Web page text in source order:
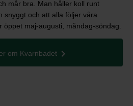
mår bra. Man håller koll runt
snyggt och att alla följer våra
öppet maj-augusti, måndag-söndag.
om Kvarnbadet